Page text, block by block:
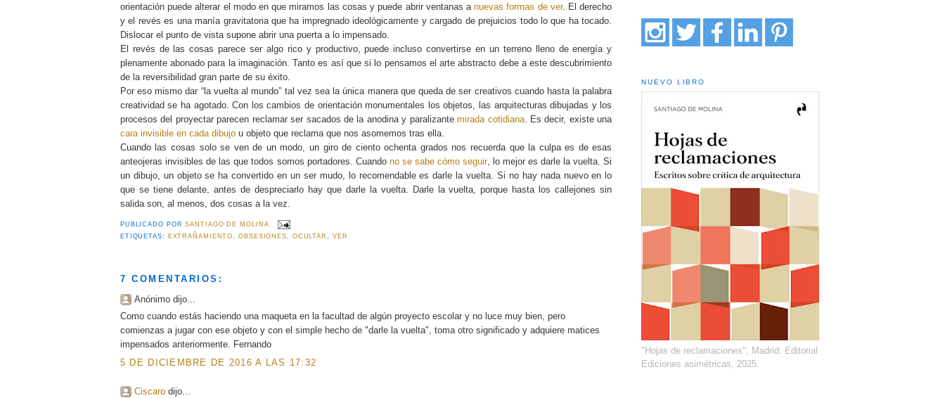
orientación puede alterar el modo en que miramos las cosas y puede abrir ventanas anuevas formas de ver. El derecho
y el revés es una manía gravitatoria que ha impregnado ideológicamente y cargado de prejuicios todo lo que ha tocado.
Dislocar el punto de vista supone abrir una puerta a lo impensado.
El revés de las cosas parece ser algo rico y productivo, puede incluso convertirse en un terreno lleno de energía y
plenamente abonado para la imaginación. Tanto es así que si lo pensamos el arte abstracto debe a este descubrimiento
de la reversibilidad gran parte de su éxito.
Por eso mismo dar “la vuelta al mundo” tal vez sea la única manera que queda de ser creativos cuando hasta la palabra
creatividad se ha agotado. Con los cambios de orientación monumentales los objetos, las arquitecturas dibujadas y los
procesos del proyectar parecen reclamar ser sacados de la anodina y paralizantemirada cotidiana. Es decir, existe una
cara invisible en cada dibujou objeto que reclama que nos asomemos tras ella.
Cuando las cosas solo se ven de un modo, un giro de ciento ochenta grados nos recuerda que la culpa es de esas
anteojeras invisibles de las que todos somos portadores. Cuando no se sabe cómo seguir, lo mejor es darle la vuelta. Si
un dibujo, un objeto se ha convertido en un ser mudo, lo recomendable es darle la vuelta. Si no hay nada nuevo en lo
que se tiene delante, antes de despreciarlo hay que darle la vuelta. Darle la vuelta, porque hasta los callejones sin
salida son, al menos, dos cosas a la vez.
PUBLICADO PORSANTIAGO DE MOLINA
ETIQUETAS:
EXTRAÑAMIENTO,OBSESIONES, OCULTAR, VER
7 COMENTARIOS:
Anónimo dijo...
Como cuando estás haciendo una maqueta en la facultad de algún proyecto escolar y no luce muy bien, pero
comienzas a jugar con ese objeto y con el simple hecho de "darle la vuelta", toma otro significado y adquiere matices
impensados anteriormente. Fernando
5 DE DICIEMBRE DE 2016 A LAS 17:32
Ciscarodijo...
NUEVO LIBRO
"Hojas de reclamaciones", Madrid: Editorial
Ediciones asimétricas, 2025.